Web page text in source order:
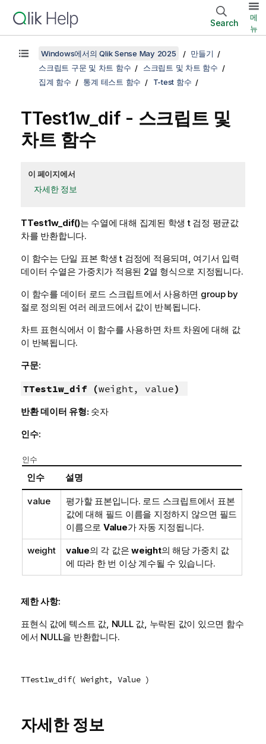
Search
메
뉴
Windows에서의 Qlik Sense May 2025
만들기
스크립트 구문 및 차트 함수
스크립트 및 차트 함수
집계 함수
통계 테스트 함수 T-test 함수
TTest1w_dif - 스크립트 및
차트 함수
이 페이지에서
자세한 정보
TTest1w_dif()는 수열에 대해 집계된 학생 t 검정 평균값
차를 반환합니다.
이 함수는 단일 표본 학생 t 검정에 적용되며, 여기서 입력
데이터 수열은 가중치가 적용된 2열 형식으로 지정됩니다.
이 함수를 데이터 로드 스크립트에서 사용하면 group by
절로 정의된 여러 레코드에서 값이 반복됩니다.
차트 표현식에서 이 함수를 사용하면 차트 차원에 대해 값
이 반복됩니다.
구문:
TTest1w_dif (weight, value)
반환 데이터 유형: 숫자
인수:
인수
인수 설명
value
평가할 표본입니다. 로드 스크립트에서 표본
값에 대해 필드 이름을 지정하지 않으면 필드
이름으로 Value가 자동 지정됩니다.
weight value의 각 값은 weight의 해당 가중치 값
에 따라 한 번 이상 계수될 수 있습니다.
제한 사항:
표현식 값에 텍스트 값, NULL값, 누락된 값이 있으면 함수
에서 NULL을 반환합니다.
TTest1w_dif( Weight, Value )
자세한 정보